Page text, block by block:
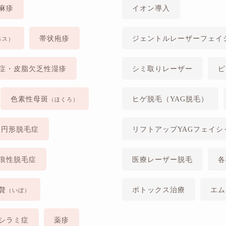
疹
） 帯状疱疹
・皮脂欠乏性湿疹
色素性母斑 （ほくろ）
円形脱毛症
性脱毛症
（いぼ）
ラミ症 薬疹
イオン導入
ジェントルレーザーフェイ
シミ取りレーザー
ヒゲ脱毛（YAG脱毛）
リフトアップYAGフェイシ
医療レーザー脱毛
ボトックス治療 エ